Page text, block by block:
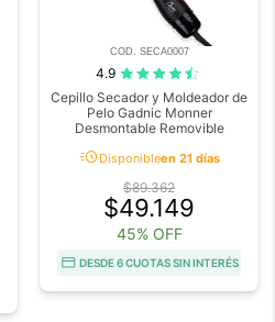
COD. SECA0007
4.9
Cepillo Secador y Moldeador de
Pelo Gadnic Monner
Desmontable Removible
acuteDisponibleen 21 días
$89.362
$49.149
45% OFF
DESDE 6 CUOTAS SIN INTERÉS